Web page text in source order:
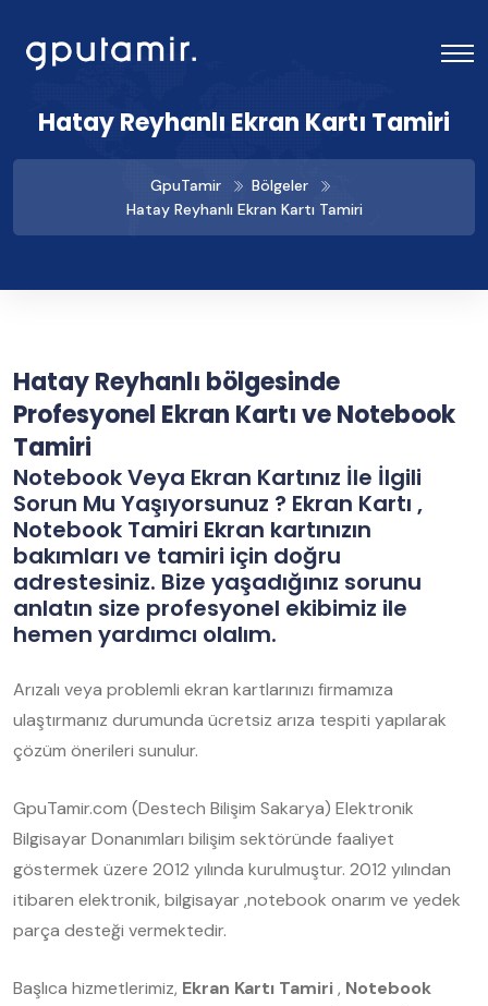
Hatay Reyhanlı Ekran Kartı Tamiri
GpuTamir
Bölgeler
Hatay Reyhanlı Ekran Kartı Tamiri
Hatay Reyhanlı bölgesinde
Profesyonel Ekran Kartı ve Notebook
Tamiri
Notebook Veya Ekran Kartınız İle İlgili
Sorun Mu Yaşıyorsunuz ? Ekran Kartı ,
Notebook Tamiri Ekran kartınızın
bakımları ve tamiri için doğru
adrestesiniz. Bize yaşadığınız sorunu
anlatın size profesyonel ekibimiz ile
hemen yardımcı olalım.
Arızalı veya problemli ekran kartlarınızı firmamıza
ulaştırmanız durumunda ücretsiz arıza tespiti yapılarak
çözüm önerileri sunulur.
GpuTamir.com (Destech Bilişim Sakarya) Elektronik
Bilgisayar Donanımları bilişim sektöründe faaliyet
göstermek üzere 2012 yılında kurulmuştur. 2012 yılından
itibaren elektronik, bilgisayar ,notebook onarım ve yedek
parça desteği vermektedir.
Başlıca hizmetlerimiz, Ekran Kartı Tamiri, Notebook